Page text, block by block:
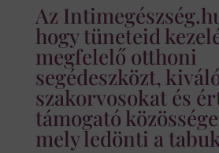
Az
hogy tüneteid
megfelelő otthoni
segédeszközt,
szakorvosokat és
támogató
mely ledönti a